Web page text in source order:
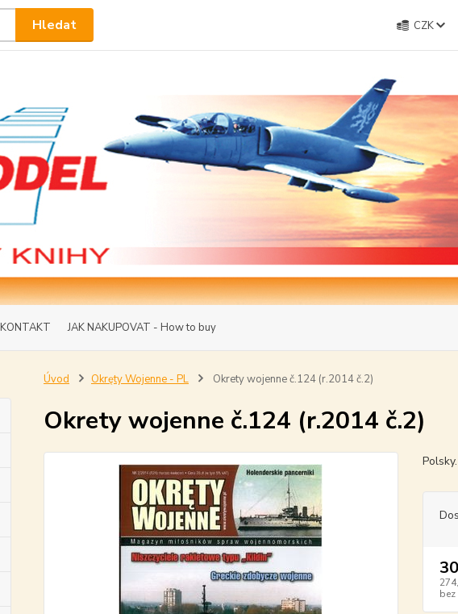
KONTAKT JAK NAKUPOVAT - How to buy
CZK
Hledat
Úvod Okręty Wojenne - PL Okrety wojenne č.124 (r.2014 č.2)
Okrety wojenne č.124 (r.2014 č.2)
Polsky.
bez